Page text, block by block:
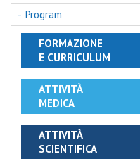
Program
FORMAZIONE
E CURRICULUM
ATTIVITÀ
MEDICA
ATTIVITÀ
SCIENTIFICA